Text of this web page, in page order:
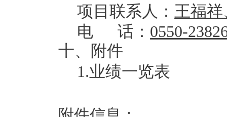
项目联系人 ： 王福祥
电
话： 0550-
十、附件
1.业绩一览表